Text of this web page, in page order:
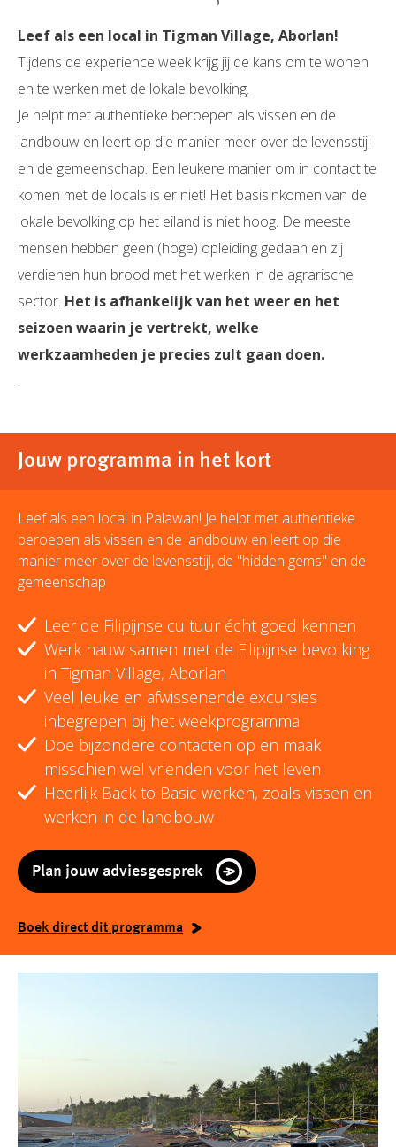
Leef als een local in Tigman Village, Aborlan!
Tijdens de experience week krijg jij de kans om te wonen
en te werken met de lokale bevolking.
Je helpt met authentieke beroepen als vissen en de
landbouw en leert op die manier meer over de levensstijl
en de gemeenschap. Een leukere manier om in contact te
komen met de locals is er niet! Het basisinkomen van de
lokale bevolking op het eiland is niet hoog. De meeste
mensen hebben geen (hoge) opleiding gedaan en zij
verdienen hun brood met het werken in de agrarische
sector. Het is afhankelijk van het weer en het
seizoen waarin je vertrekt, welke
werkzaamheden je precies zult gaan doen.
.
Jouw programma in het kort
Leef als een local in Palawan! Je helpt met authentieke
beroepen als vissen en de landbouw en leert op die
manier meer over de levensstijl, de "hidden gems" en de
gemeenschap
Leer de Filipijnse cultuur écht goed kennen
Werk nauw samen met de Filipijnse bevolking
in Tigman Village, Aborlan
Veel leuke en afwissenende excursies
inbegrepen bij het weekprogramma
Doe bijzondere contacten op en maak
misschien wel vrienden voor het leven
Heerlijk Back to Basic werken, zoals vissen en
werken in de landbouw
Plan jouw adviesgesprek
Boek direct dit programma